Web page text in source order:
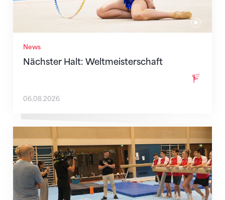
News
Nächster Halt: Weltmeisterschaft
06.08.2026
Mit klaren Zielen nach Zagreb